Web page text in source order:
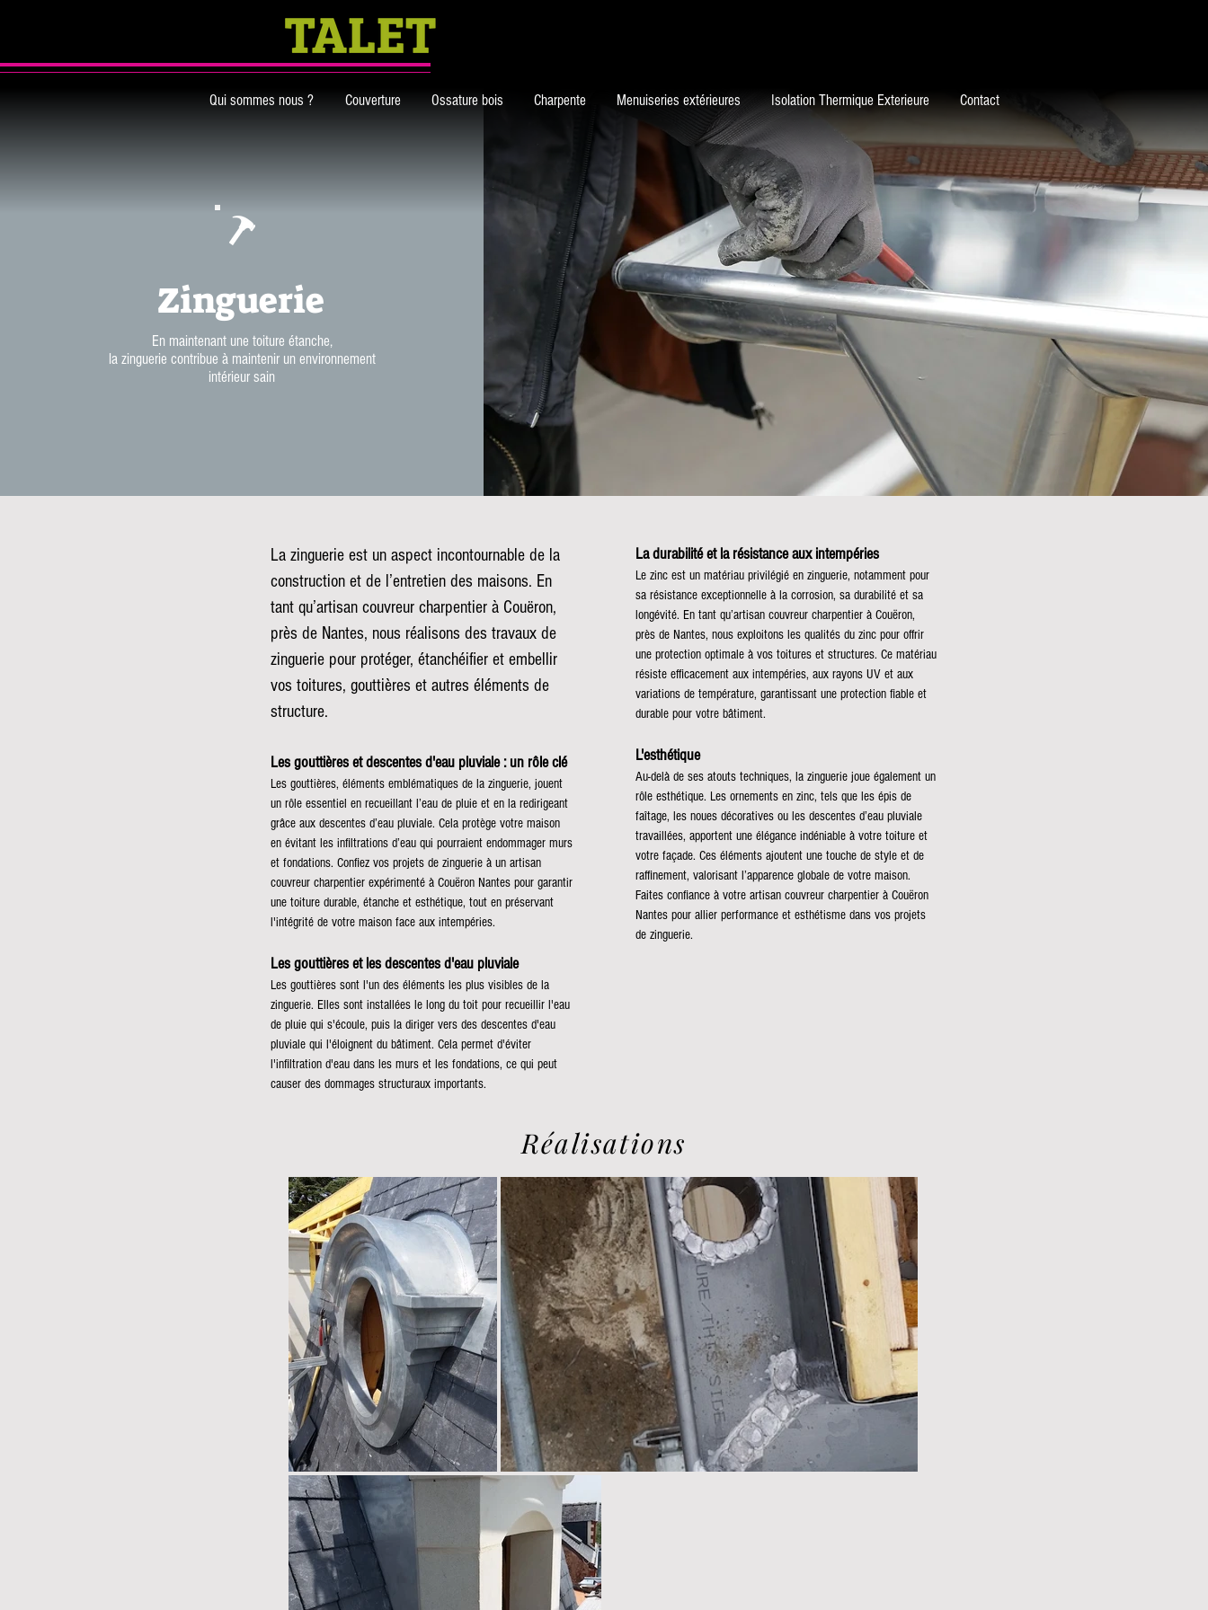
Qui sommes nous ? Couverture Ossature bois Charpente Menuiseries extérieures Isolation Thermique Exterieure Contact
Zinguerie
En maintenant une toiture étanche,
la zinguerie contribue à maintenir un environnement
intérieur sain
La zinguerie est un aspect incontournable de la
construction et de l’entretien des maisons. En
tant qu’artisan couvreur charpentier à Couëron,
près de Nantes, nous réalisons des travaux de
zinguerie pour protéger, étanchéifier et embellir
vos toitures, gouttières et autres éléments de
structure.
Les gouttières et descentes d'eau pluviale : un rôle clé
Les gouttières, éléments emblématiques de la zinguerie, jouent
un rôle essentiel en recueillant l’eau de pluie et en la redirigeant
grâce aux descentes d’eau pluviale. Cela protège votre maison
en évitant les infiltrations d’eau qui pourraient endommager murs
et fondations. Confiez vos projets de zinguerie à un artisan
couvreur charpentier expérimenté à Couëron Nantes pour garantir
une toiture durable, étanche et esthétique, tout en préservant
l'intégrité de votre maison face aux intempéries.
Les gouttières et les descentes d'eau pluviale
Les gouttières sont l'un des éléments les plus visibles de la
zinguerie. Elles sont installées le long du toit pour recueillir l'eau
de pluie qui s'écoule, puis la diriger vers des descentes d'eau
pluviale qui l'éloignent du bâtiment. Cela permet d'éviter
l'infiltration d'eau dans les murs et les fondations, ce qui peut
causer des dommages structuraux importants.
La durabilité et la résistance aux intempéries
Le zinc est un matériau privilégié en zinguerie, notamment pour
sa résistance exceptionnelle à la corrosion, sa durabilité et sa
longévité. En tant qu’artisan couvreur charpentier à Couëron,
près de Nantes, nous exploitons les qualités du zinc pour offrir
une protection optimale à vos toitures et structures. Ce matériau
résiste efficacement aux intempéries, aux rayons UV et aux
variations de température, garantissant une protection fiable et
durable pour votre bâtiment.
L'esthétique
Au-delà de ses atouts techniques, la zinguerie joue également un
rôle esthétique. Les ornements en zinc, tels que les épis de
faîtage, les noues décoratives ou les descentes d’eau pluviale
travaillées, apportent une élégance indéniable à votre toiture et
votre façade. Ces éléments ajoutent une touche de style et de
raffinement, valorisant l’apparence globale de votre maison.
Faites confiance à votre artisan couvreur charpentier à Couëron
Nantes pour allier performance et esthétisme dans vos projets
de zinguerie.
Réalisations